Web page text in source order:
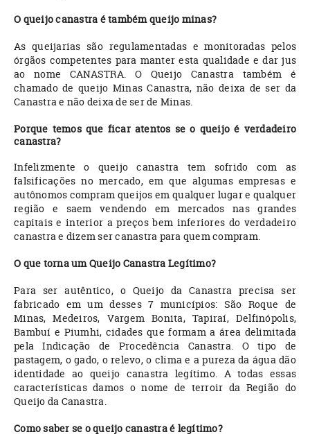
O queijo canastra é também queijo minas?
As queijarias são regulamentadas e monitoradas pelos
órgãos competentes para manter esta qualidade e dar jus
ao nome CANASTRA. O Queijo Canastra também é
chamado de queijo Minas Canastra, não deixa de ser da
Canastra e não deixa de ser de Minas.
Porque temos que ficar atentos se o queijo é verdadeiro
canastra?
Infelizmente o queijo canastra tem sofrido com as
falsificações no mercado, em que algumas empresas e
autônomos compram queijos em qualquer lugar e qualquer
região e saem vendendo em mercados nas grandes
capitais e interior a preços bem inferiores do verdadeiro
canastra e dizem ser canastra para quem compram.
O que torna um Queijo Canastra Legítimo?
Para ser autêntico, o Queijo da Canastra precisa ser
fabricado em um desses 7 municípios: São Roque de
Minas, Medeiros, Vargem Bonita, Tapiraí, Delfinópolis,
Bambuí e Piumhi, cidades que formam a área delimitada
pela Indicação de Procedência Canastra. O tipo de
pastagem, o gado, o relevo, o clima e a pureza da água dão
identidade ao queijo canastra legítimo. A todas essas
características damos o nome de terroir da Região do
Queijo da Canastra.
Como saber se o queijo canastra é legítimo?